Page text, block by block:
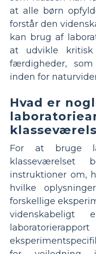
at alle børn
forstår den
kan brug af
at udvikle
færdigheder,
inden for
Hvad er
For at bruge
instruktioner om,
hvilke
forskellige
videnskabeligt